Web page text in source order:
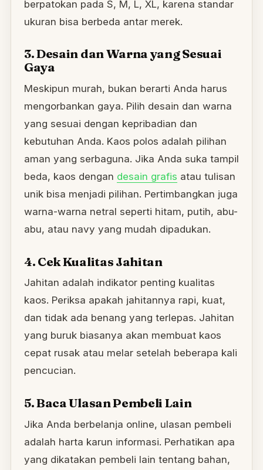
berpatokan pada S, M, L, XL, karena standar
ukuran bisa berbeda antar merek.
3. Desain dan Warna yang Sesuai
Gaya
Meskipun murah, bukan berarti Anda harus
mengorbankan gaya. Pilih desain dan warna
yang sesuai dengan kepribadian dan
kebutuhan Anda. Kaos polos adalah pilihan
aman yang serbaguna. Jika Anda suka tampil
beda, kaos dengan desain grafis atau tulisan
unik bisa menjadi pilihan. Pertimbangkan juga
warna-warna netral seperti hitam, putih, abu-
abu, atau navy yang mudah dipadukan.
4. Cek Kualitas Jahitan
Jahitan adalah indikator penting kualitas
kaos. Periksa apakah jahitannya rapi, kuat,
dan tidak ada benang yang terlepas. Jahitan
yang buruk biasanya akan membuat kaos
cepat rusak atau melar setelah beberapa kali
pencucian.
5. Baca Ulasan Pembeli Lain
Jika Anda berbelanja online, ulasan pembeli
adalah harta karun informasi. Perhatikan apa
yang dikatakan pembeli lain tentang bahan,